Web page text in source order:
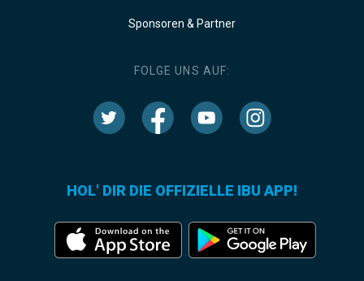
Sponsoren & Partner
FOLGE UNS AUF:
HOL' DIR DIE OFFIZIELLE IBU APP!